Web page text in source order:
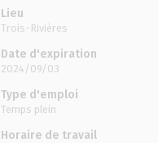
Lieu
Trois-Rivières
Date d'expiration
2024/09/03
Type d'emploi
Temps plein
Horaire de travail